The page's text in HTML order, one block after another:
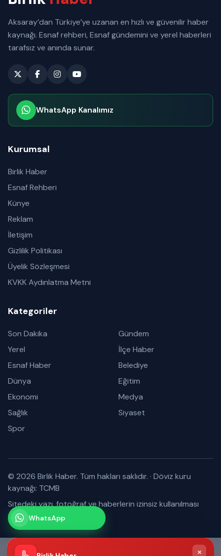
Aksaray’dan Türkiye’ye uzanan en hızlı ve güvenilir haber
kaynağı. Esnaf rehberi, Esnaf gündemini ve yerel haberleri
tarafsız ve anında sunar.
WhatsApp Kanalımız
Kurumsal
Birlik Haber
Esnaf Rehberi
Künye
Reklam
İletişim
Gizlilik Politikası
Üyelik Sözleşmesi
KVKK Aydınlatma Metni
Kategoriler
Son Dakika
Gündem
Yerel
İlçe Haber
Esnaf Haber
Belediye
Dünya
Eğitim
Ekonomi
Medya
Sağlık
Siyaset
Spor
© 2026 Birlik Haber. Tüm hakları saklıdır. · Döviz kuru
kaynağı: TCMB
Sitedeki yazı, fotoğraf ve haberlerin izinsiz kullanılması
yasaktır.WhatsApp
Kanalımız
Abone olabilirsiniz
×